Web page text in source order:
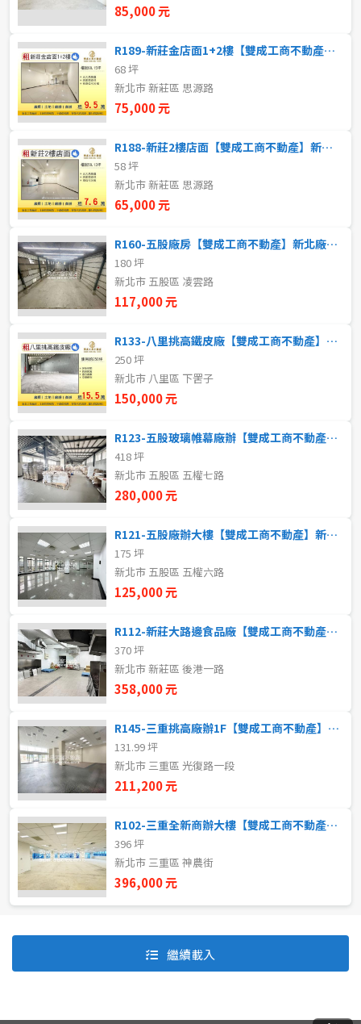
預設排序
價格從高到低
台南市
高雄市
澎湖縣
屏東縣
台東縣
花蓮縣
金門連江 新莊區
石門區
60~70 坪
80坪以上
~
樓層
不拘
1樓 2樓
3樓
21樓以上
格局
不拘
2房 3房
4房
租金(元)
自租
房東自租
85,000 元
R189-新莊金店面1+2樓【雙成工商不動產】新北廠房租售
68 坪
新北市 新莊區 思源路
75,000 元
R188-新莊2樓店面【雙成工商不動產】新北廠房租售
58 坪
新北市 新莊區 思源路
65,000 元
R160-五股廠房【雙成工商不動產】新北廠房租售
180 坪
新北市 五股區 凌雲路
117,000 元
R133-八里挑高鐵皮廠【雙成工商不動產】新北廠房租售
250 坪
新北市 八里區 下罟子
150,000 元
R123-五股玻璃帷幕廠辦【雙成工商不動產】新北廠房租售
418 坪
新北市 五股區 五權七路
280,000 元
R121-五股廠辦大樓【雙成工商不動產】新北廠房租售
175 坪
新北市 五股區 五權六路
125,000 元
R112-新莊大路邊食品廠【雙成工商不動產】新北廠房租售
370 坪
新北市 新莊區 後港一路
358,000 元
R145-三重挑高廠辦1F【雙成工商不動產】新北廠房租售
131.99 坪
新北市 三重區 光復路一段
211,200 元
R102-三重全新商辦大樓【雙成工商不動產】新北廠房租售
396 坪
新北市 三重區 神農街
396,000 元
繼續載入